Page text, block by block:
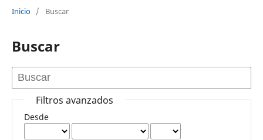
Inicio / Buscar
Buscar
Filtros avanzados
Desde